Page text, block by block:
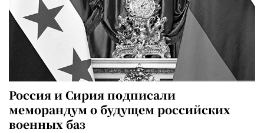
Россия и Сирия подписали
меморандум о будущем российских
военных баз